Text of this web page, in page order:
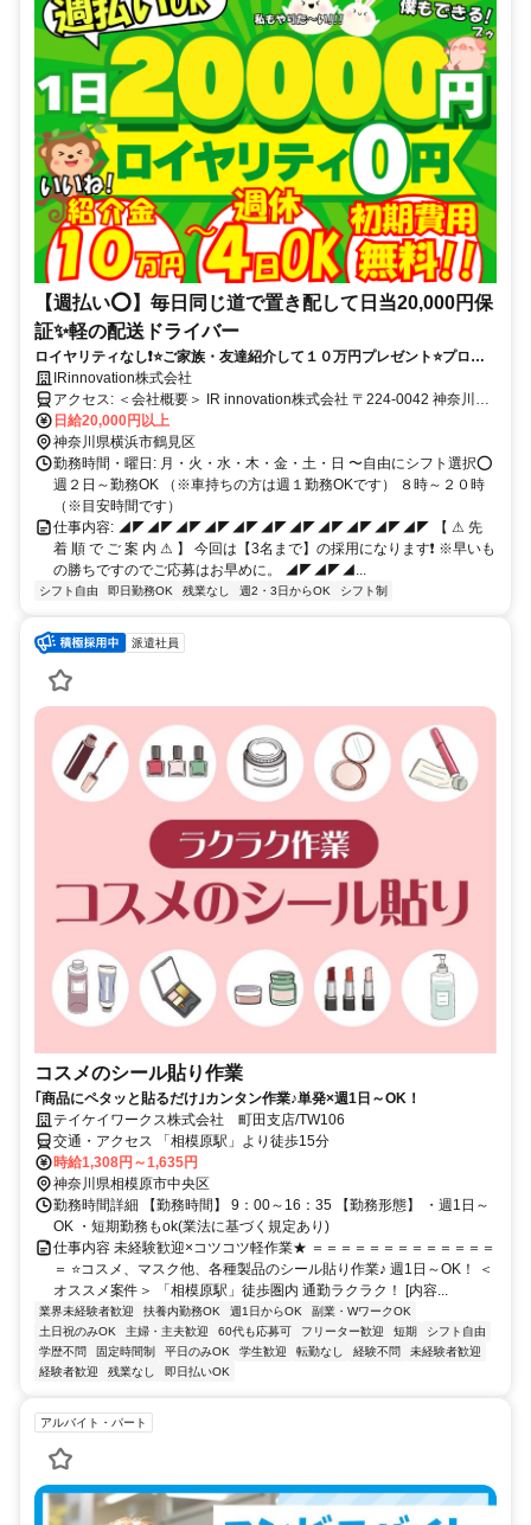
【週払い⭕】毎日同じ道で置き配して日当20,000円保
証✨軽の配送ドライバー
ロイヤリティなし❗⭐️ご家族・友達紹介して１０万円プレゼント⭐️プロか
らの研修で未経験でも『できる』までサポート【履歴書不要⭕】【週休
４日OK⭕】【置き配⭕】【日当保証⭕】
IRinnovation株式会社
アクセス: ＜会社概要＞ IR innovation株式会社 〒224-0042 神奈川県
横浜市都筑区大熊町1-1 ﾗﾌﾟﾙﾐｴｰﾙ1-A 代表：金子 純也 会社に寄らず直
行直帰でOK
日給20,000円以上
神奈川県横浜市鶴見区
勤務時間・曜日: 月・火・水・木・金・土・日 〜自由にシフト選択⭕
週２日～勤務OK （※車持ちの方は週１勤務OKです） ８時～２０時
（※目安時間です）
仕事内容: ◢◤◢◤◢◤◢◤◢◤◢◤◢◤◢◤◢◤◢◤◢◤ 【 ⚠ 先
着 順 で ご 案 内 ⚠ 】 今回は【3名まで】の採用になります❗ ※早いも
の勝ちですのでご応募はお早めに。 ◢◤◢◤◢...
シフト自由 即日勤務OK 残業なし 週2・3日からOK シフト制
派遣社員
コスメのシール貼り作業
｢商品にペタッと貼るだけ｣カンタン作業♪単発×週1日～OK！
テイケイワークス株式会社 町田支店/TW106
交通・アクセス 「相模原駅」より徒歩15分
時給1,308円～1,635円
神奈川県相模原市中央区
勤務時間詳細 【勤務時間】 9：00～16：35 【勤務形態】 ・週1日～
OK ・短期勤務もok(業法に基づく規定あり)
仕事内容 未経験歓迎×コツコツ軽作業★ ＝＝＝＝＝＝＝＝＝＝＝＝＝
＝ ⭐コスメ、マスク他、各種製品のシール貼り作業♪ 週1日～OK！ ＜
オススメ案件＞ 「相模原駅」徒歩圏内 通勤ラクラク！ [内容...
業界未経験者歓迎 扶養内勤務OK 週1日からOK
副業・WワークOK
土日祝のみOK
主婦・主夫歓迎 60代も応募可 フリーター歓迎 短期
シフト自由
学歴不問
固定時間制 平日のみOK 学生歓迎 転勤なし 経験不問
未経験者歓迎
経験者歓迎
残業なし 即日払いOK
アルバイト・パート